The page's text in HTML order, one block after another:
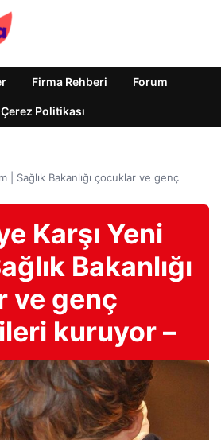
Firma Rehberi Forum
Çerez Politikası
| Sağlık Bakanlığı çocuklar ve genç
Karşı Yeni
Bakanlığı
ve genç
kuruyor –